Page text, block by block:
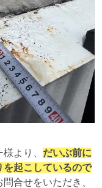
より、 だいぶ前に
起こしているので
問合せをいただき、